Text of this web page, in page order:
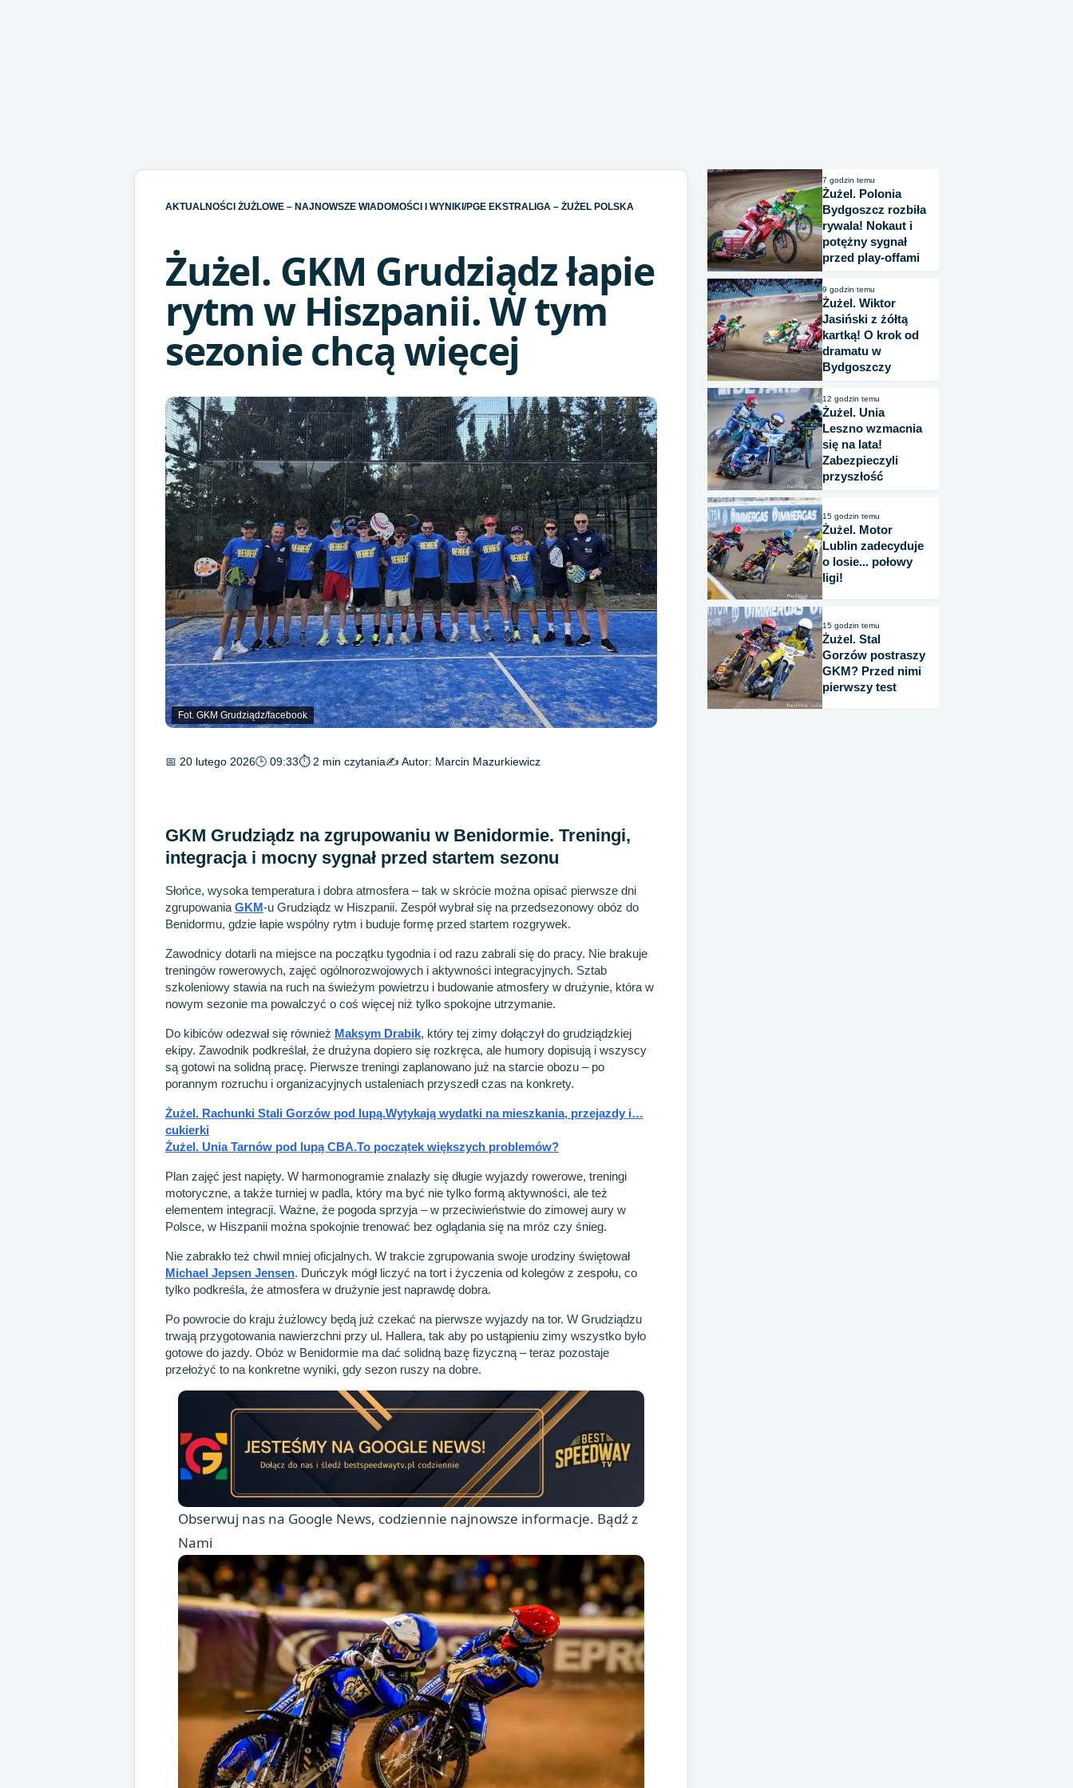
AKTUALNOŚCI ŻUŻLOWE – NAJNOWSZE WIADOMOŚCI I WYNIKI /PGE EKSTRALIGA – ŻUŻEL POLSKA
Żużel. GKM Grudziądz łapie
rytm w Hiszpanii. W tym
sezonie chcą więcej
Fot. GKM Grudziądz/facebook
📅 20 lutego 2026🕒 09:33⏱ 2 min czytania✍️ Autor: Marcin Mazurkiewicz
GKM Grudziądz na zgrupowaniu w Benidormie. Treningi,
integracja i mocny sygnał przed startem sezonu
Słońce, wysoka temperatura i dobra atmosfera – tak w skrócie można opisać pierwsze dni
zgrupowania GKM-u Grudziądz w Hiszpanii. Zespół wybrał się na przedsezonowy obóz do
Benidormu, gdzie łapie wspólny rytm i buduje formę przed startem rozgrywek.
Zawodnicy dotarli na miejsce na początku tygodnia i od razu zabrali się do pracy. Nie brakuje
treningów rowerowych, zajęć ogólnorozwojowych i aktywności integracyjnych. Sztab
szkoleniowy stawia na ruch na świeżym powietrzu i budowanie atmosfery w drużynie, która w
nowym sezonie ma powalczyć o coś więcej niż tylko spokojne utrzymanie.
Do kibiców odezwał się również Maksym Drabik, który tej zimy dołączył do grudziądzkiej
ekipy. Zawodnik podkreślał, że drużyna dopiero się rozkręca, ale humory dopisują i wszyscy
są gotowi na solidną pracę. Pierwsze treningi zaplanowano już na starcie obozu – po
porannym rozruchu i organizacyjnych ustaleniach przyszedł czas na konkrety.
Żużel. Rachunki Stali Gorzów pod lupą.Wytykają wydatki na mieszkania, przejazdy i…
cukierki
Żużel. Unia Tarnów pod lupą CBA.To początek większych problemów?
Plan zajęć jest napięty. W harmonogramie znalazły się długie wyjazdy rowerowe, treningi
motoryczne, a także turniej w padla, który ma być nie tylko formą aktywności, ale też
elementem integracji. Ważne, że pogoda sprzyja – w przeciwieństwie do zimowej aury w
Polsce, w Hiszpanii można spokojnie trenować bez oglądania się na mróz czy śnieg.
Nie zabrakło też chwil mniej oficjalnych. W trakcie zgrupowania swoje urodziny świętował
Michael Jepsen Jensen. Duńczyk mógł liczyć na tort i życzenia od kolegów z zespołu, co
tylko podkreśla, że atmosfera w drużynie jest naprawdę dobra.
Po powrocie do kraju żużlowcy będą już czekać na pierwsze wyjazdy na tor. W Grudziądzu
trwają przygotowania nawierzchni przy ul. Hallera, tak aby po ustąpieniu zimy wszystko było
gotowe do jazdy. Obóz w Benidormie ma dać solidną bazę fizyczną – teraz pozostaje
przełożyć to na konkretne wyniki, gdy sezon ruszy na dobre.
Obserwuj nas na Google News, codziennie najnowsze informacje. Bądź z
Nami
7 godzin temu
Żużel. Polonia
Bydgoszcz rozbiła
rywala! Nokaut i
potężny sygnał
przed play-offami
9 godzin temu
Żużel. Wiktor
Jasiński z żółtą
kartką! O krok od
dramatu w
Bydgoszczy
12 godzin temu
Żużel. Unia
Leszno wzmacnia
się na lata!
Zabezpieczyli
przyszłość
15 godzin temu
Żużel. Motor
Lublin zadecyduje
o losie... połowy
ligi!
15 godzin temu
Żużel. Stal
Gorzów postraszy
GKM? Przed nimi
pierwszy test